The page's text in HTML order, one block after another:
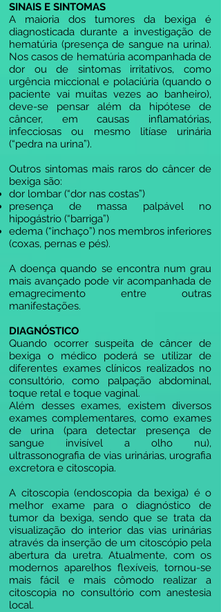
SINAIS E SINTOMAS
A maioria dos tumores da bexiga é
diagnosticada durante a investigação de
hematúria (presença de sangue na urina).
Nos casos de hematúria acompanhada de
dor ou de sintomas irritativos, como
urgência miccional e polaciúria (quando o
paciente vai muitas vezes ao banheiro),
deve-se pensar além da hipótese de
câncer, em causas inflamatórias,
infecciosas ou mesmo litíase urinária
(“pedra na urina”).
Outros sintomas mais raros do câncer de
bexiga são:
dor lombar (“dor nas costas”)
presença de massa palpável no
hipogástrio (“barriga”)
edema (“inchaço”) nos membros inferiores
(coxas, pernas e pés).
A doença quando se encontra num grau
mais avançado pode vir acompanhada de
emagrecimento entre outras
manifestações.
DIAGNÓSTICO
Quando ocorrer suspeita de câncer de
bexiga o médico poderá se utilizar de
diferentes exames clínicos realizados no
consultório, como palpação abdominal,
toque retal e toque vaginal.
Além desses exames, existem diversos
exames complementares, como exames
de urina (para detectar presença de
sangue invisível a olho nu),
ultrassonografia de vias urinárias, urografia
excretora e citoscopia.
A citoscopia (endoscopia da bexiga) é o
melhor exame para o diagnóstico de
tumor da bexiga, sendo que se trata da
visualização do interior das vias urinárias
através da inserção de um citoscópio pela
abertura da uretra. Atualmente, com os
modernos aparelhos flexíveis, tornou-se
mais fácil e mais cômodo realizar a
citoscopia no consultório com anestesia
local.